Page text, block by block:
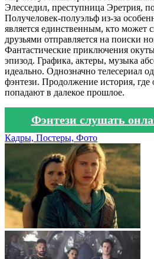
Элесседил, преступница Эретрия,
Получеловек-полуэльф из-за
является единственным, кто
друзьями отправляется на поиски
Фантастические приключения
эпизод. Графика, актеры, музыка
идеально. Однозначно телесериал
фэнтези. Продолжение история,
попадают в далекое прошлое.
Фэнтези слушать
Кадры, Постеры, Фото